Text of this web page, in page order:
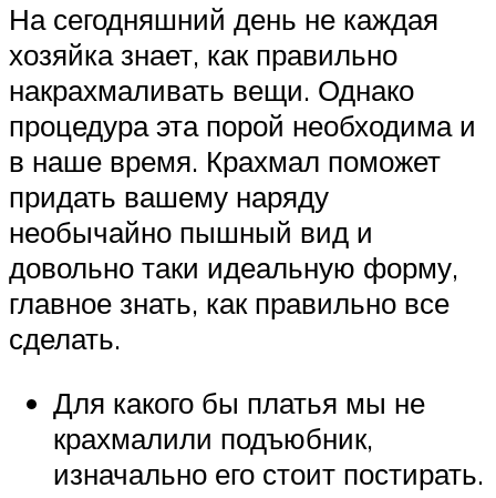
На сегодняшний день не каждая
хозяйка знает, как правильно
накрахмаливать вещи. Однако
процедура эта порой необходима и
в наше время. Крахмал поможет
придать вашему наряду
необычайно пышный вид и
довольно таки идеальную форму,
главное знать, как правильно все
сделать.
Для какого бы платья мы не
крахмалили подъюбник,
изначально его стоит постирать.